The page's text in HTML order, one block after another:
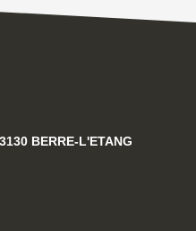
BERRE-L'ETANG